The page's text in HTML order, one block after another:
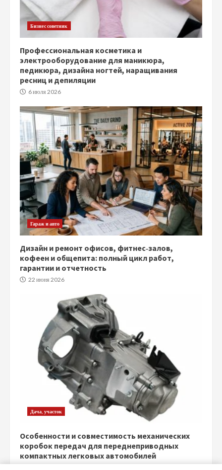
Бизнес советник
Профессиональная косметика и
электрооборудование для маникюра,
педикюра, дизайна ногтей, наращивания
ресниц и депиляции
6 июля 2026
Гараж и авто
Дизайн и ремонт офисов, фитнес‑залов,
кофеен и общепита: полный цикл работ,
гарантии и отчетность
22 июня 2026
Дача, участок
Особенности и совместимость механических
коробок передач для переднеприводных
компактных легковых автомобилей